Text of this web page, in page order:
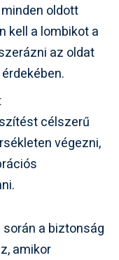
oldott
kell a lombikot a
az oldat
célszerű
végezni,
a biztonság
amikor